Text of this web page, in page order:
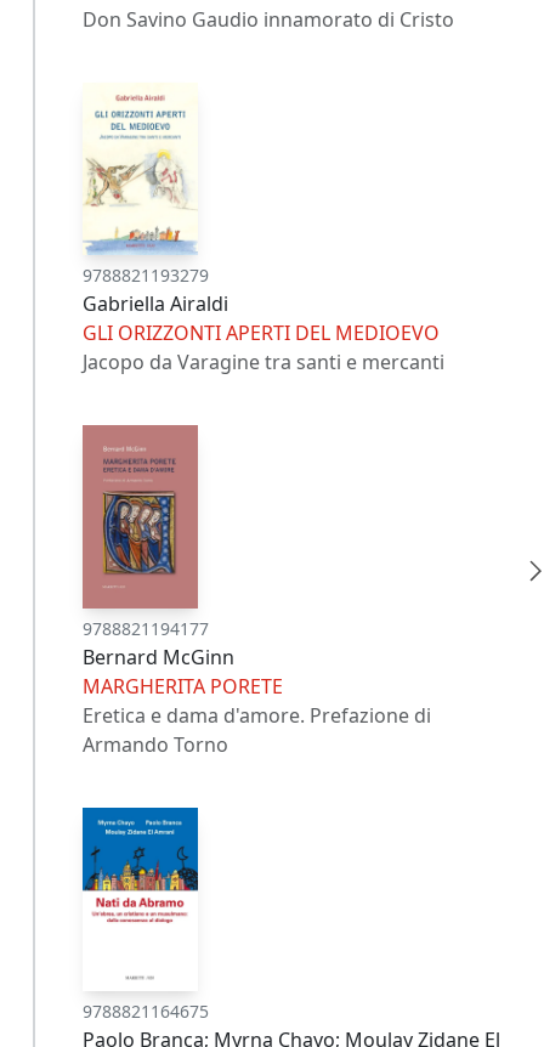
Don Savino Gaudio innamorato di Cristo
9788821193279
Gabriella Airaldi
GLI ORIZZONTI APERTI DEL MEDIOEVO
Jacopo da Varagine tra santi e mercanti
9788821194177
Bernard McGinn
MARGHERITA PORETE
Eretica e dama d'amore. Prefazione di
Armando Torno
9788821164675
Paolo Branca; Myrna Chayo; Moulay Zidane El